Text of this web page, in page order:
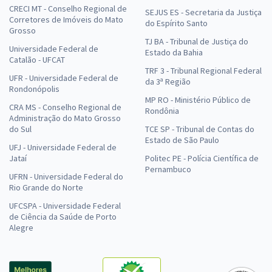
CRECI MT - Conselho Regional de
Corretores de Imóveis do Mato
Grosso
Universidade Federal de
Catalão - UFCAT
UFR - Universidade Federal de
Rondonópolis
CRA MS - Conselho Regional de
Administração do Mato Grosso
do Sul
UFJ - Universidade Federal de
Jataí
UFRN - Universidade Federal do
Rio Grande do Norte
UFCSPA - Universidade Federal
de Ciência da Saúde de Porto
Alegre
SEJUS ES - Secretaria da Justiça
do Espírito Santo
TJ BA - Tribunal de Justiça do
Estado da Bahia
TRF 3 - Tribunal Regional Federal
da 3ª Região
MP RO - Ministério Público de
Rondônia
TCE SP - Tribunal de Contas do
Estado de São Paulo
Politec PE - Polícia Científica de
Pernambuco